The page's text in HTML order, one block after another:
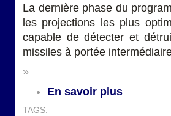
La dernière phase du
les projections les plus
capable de détecter et
missiles à portée
»
En savoir plus
TAGS: